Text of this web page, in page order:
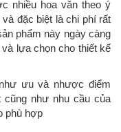
nhiều hoa văn theo ý
đặc biệt là chi phí rất
phẩm này ngày càng
lựa chọn cho thiết kế
ưu và nhược điểm
cũng như nhu cầu của
phù hợp